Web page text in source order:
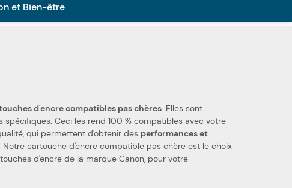
et Bien-être
cartouches d'encre compatibles pas chères. Elles sont
des pièces de qualité, qui permettent d'obtenir des performances et
Notre cartouche d'encre compatible pas chère est le choix